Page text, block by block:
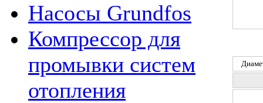
Насосы Grundfos
Компрессор для
промывки систем
отопления